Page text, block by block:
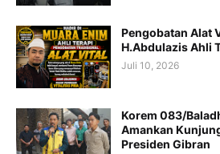
Pengobatan Alat
H.Abdulazis Ahli
Juli 10, 2026
Korem 083/
Amankan
Presiden Gibran